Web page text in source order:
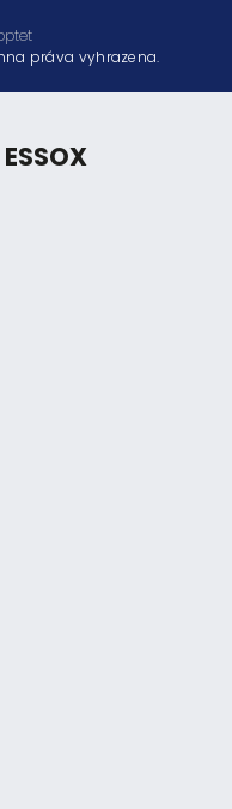
práva vyhrazena.